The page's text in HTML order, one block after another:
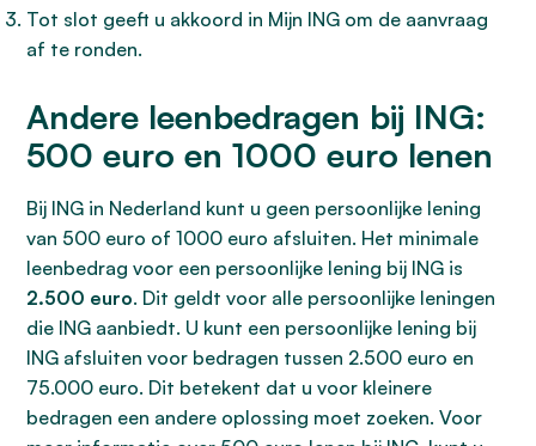
Tot slot geeft u akkoord in Mijn ING om de aanvraag
af te ronden.
Andere leenbedragen bij ING:
500 euro en 1000 euro lenen
Bij ING in Nederland kunt u geen persoonlijke lening
van 500 euro of 1000 euro afsluiten. Het minimale
leenbedrag voor een persoonlijke lening bij ING is
2.500 euro. Dit geldt voor alle persoonlijke leningen
die ING aanbiedt. U kunt een persoonlijke lening bij
ING afsluiten voor bedragen tussen 2.500 euro en
75.000 euro. Dit betekent dat u voor kleinere
bedragen een andere oplossing moet zoeken. Voor